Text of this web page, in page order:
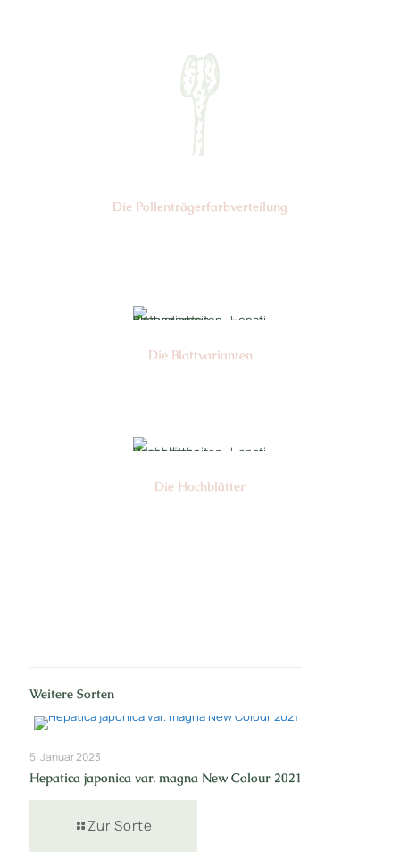
Die Pollen­trägerfarb­verteilung
Die Blattvarianten
Die Hochblätter
Weitere Sorten
5. Januar 2023
Hepatica japonica var. magna New Colour 2021
Zur Sorte